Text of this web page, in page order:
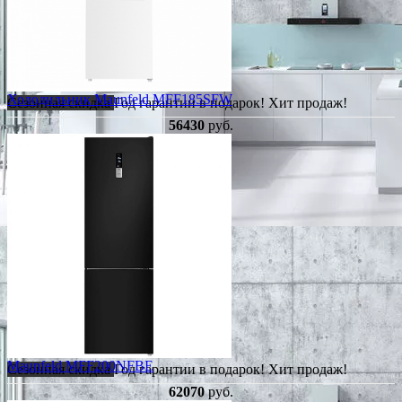
Сезонная скидкаГод гарантии в подарок! Хит продаж!
Холодильник Maunfeld MFF185SFW
56430 руб.
Сезонная скидкаГод гарантии в подарок!Хит продаж!
Maunfeld MFF200NFBE
62070руб.